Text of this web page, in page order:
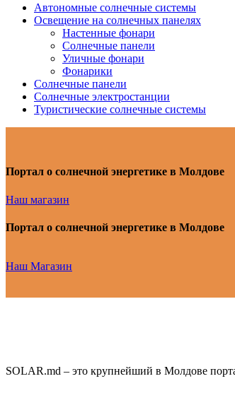
Автономные солнечные системы
Освещение на солнечных панелях
Настенные фонари
Солнечные панели
Уличные фонари
Фонарики
Солнечные панели
Солнечные электростанции
Туристические солнечные системы
Портал о солнечной энергетике в Молдове
Наш магазин
Портал о солнечной энергетике в Молдове
Наш Магазин
SOLAR.md – это крупнейший в Молдове